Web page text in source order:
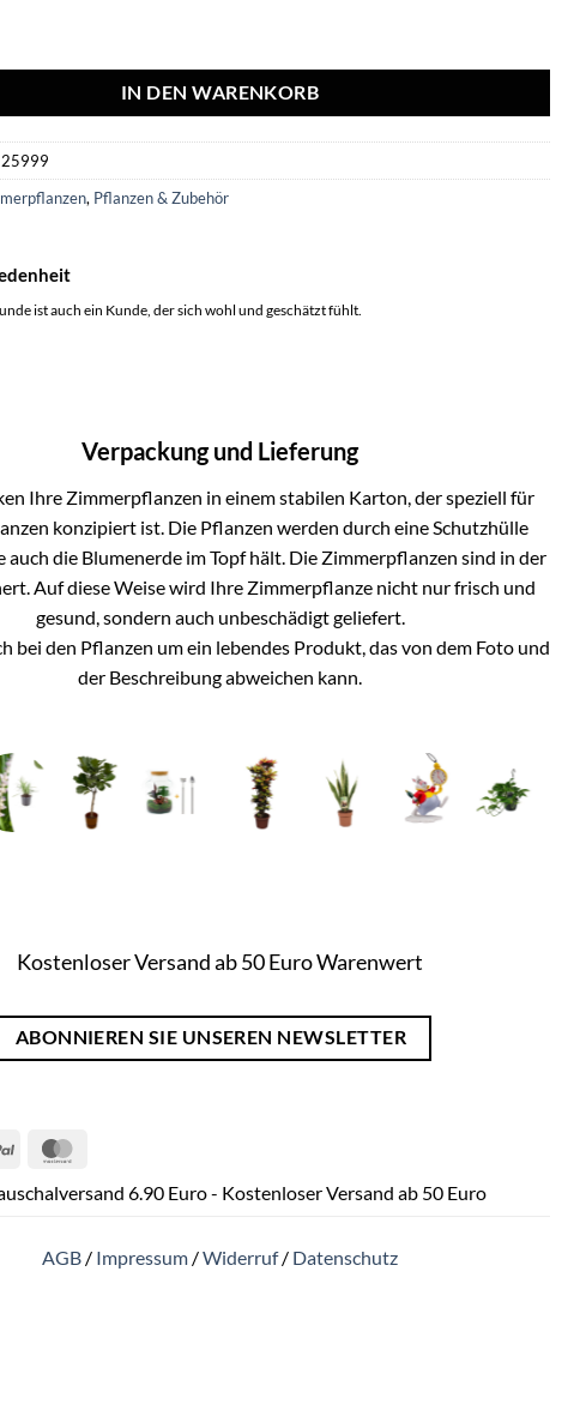
IN DEN WARENKORB
25999
, Pflanzen & Zubehör
ist auch ein Kunde, der sich wohl und geschätzt fühlt.
Verpackung und Lieferung
Ihre Zimmerpflanzen in einem stabilen Karton, der speziell für
konzipiert ist. Die Pflanzen werden durch eine Schutzhülle
auch die Blumenerde im Topf hält. Die Zimmerpflanzen sind in der
Auf diese Weise wird Ihre Zimmerpflanze nicht nur frisch und
gesund, sondern auch unbeschädigt geliefert.
bei den Pflanzen um ein lebendes Produkt, das von dem Foto und
der Beschreibung abweichen kann.
Kostenloser Versand ab 50 Euro Warenwert
ABONNIEREN SIE UNSEREN NEWSLETTER
PayPal
6.90 Euro - Kostenloser Versand ab 50 Euro
AGB / Impressum /Widerruf/ Datenschutz